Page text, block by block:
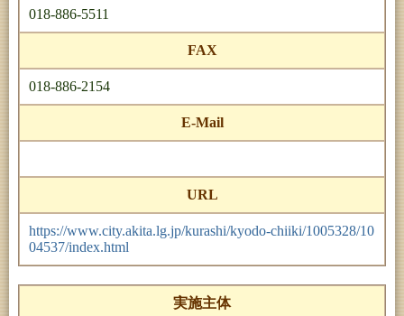
018-886-5511
FAX
018-886-2154
E-Mail
URL
https://www.city.akita.lg.jp/kurashi/kyodo-chiiki/1005328/10
04537/index.html
実施主体